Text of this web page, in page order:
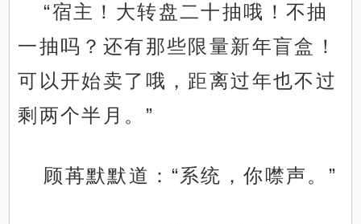
“宿主！大转盘二十抽哦！不抽
一抽吗？还有那些限量新年盲盒！
可以开始卖了哦，距离过年也不过
剩两个半月。”
顾苒默默道：“系统，你噤声。”